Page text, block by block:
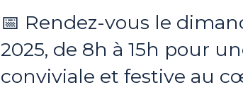
📅 Rendez-vous le
2025, de 8h à 15h pour
conviviale et festive au